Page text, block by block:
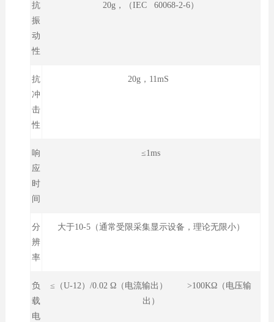
抗
振
动
性
20g，（IEC 60068-2-6）
抗
冲
击
性
20g，11mS
响
应
时
间
≤1ms
分
辨
率
大于10-5（通常受限采集显示设备，理论无限小）
负
载
电
≤（U-12）/0.02 Ω（电流输出） >100KΩ（电压输
出）